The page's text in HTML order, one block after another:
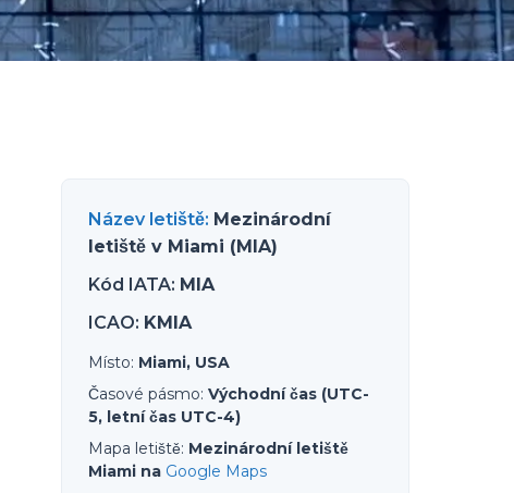
Název letiště: Mezinárodní
letiště v Miami (MIA)
Kód IATA: MIA
ICAO: KMIA
Místo: Miami, USA
Časové pásmo: Východní čas (UTC-
5, letní čas UTC-4)
Mapa letiště: Mezinárodní letiště
Miami na Google Maps